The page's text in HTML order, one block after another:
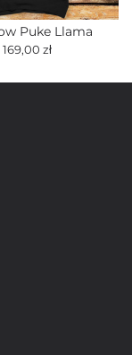
Puke Llama
169,00 zł